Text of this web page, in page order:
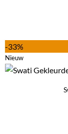
-33%
Nieuw